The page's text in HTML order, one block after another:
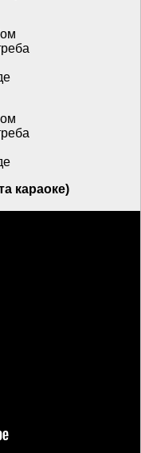
караоке)